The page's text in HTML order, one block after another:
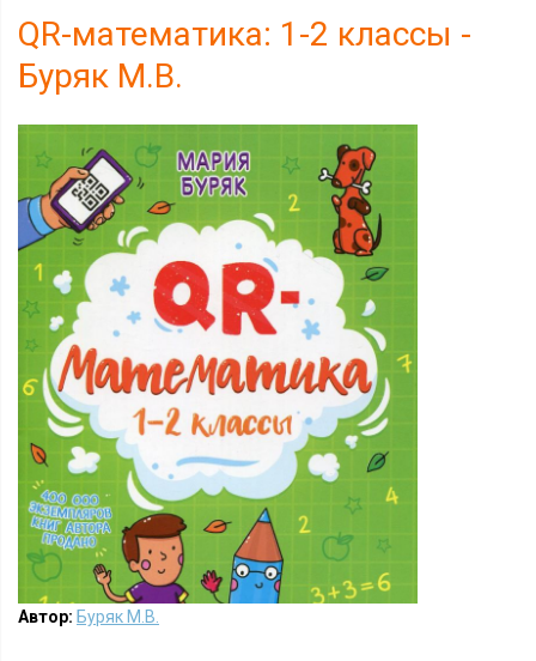
QR-математика: 1-2 классы -
Буряк М.В.
Автор: Буряк М.В.